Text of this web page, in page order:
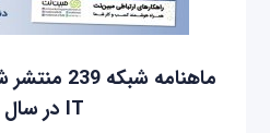
IT در سال صفر